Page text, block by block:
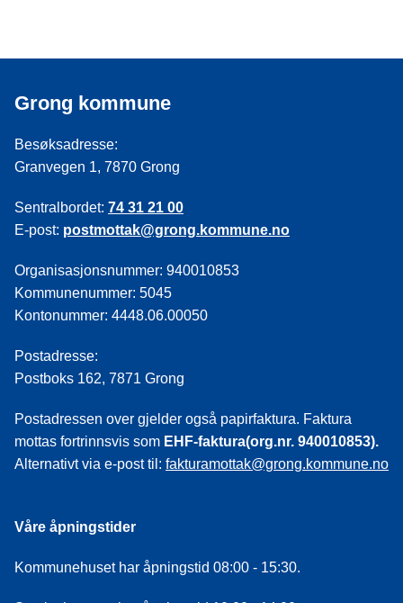
Grong kommune
Besøksadresse:
Granvegen 1, 7870 Grong
Sentralbordet: 74 31 21 00
E-post: postmottak@grong.kommune.no
Organisasjonsnummer: 940010853
Kommunenummer: 5045
Kontonummer: 4448.06.00050
Postadresse:
Postboks 162, 7871 Grong
Postadressen over gjelder også papirfaktura. Faktura
mottas fortrinnsvis som EHF-faktura(org.nr. 940010853).
Alternativt via e-post til: fakturamottak@grong.kommune.no
Våre åpningstider
Kommunehuset har åpningstid 08:00 - 15:30.